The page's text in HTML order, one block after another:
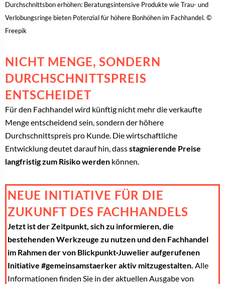
Durchschnittsbon erhöhen: Beratungsintensive Produkte wie Trau- und
Verlobungsringe bieten Potenzial für höhere Bonhöhen im Fachhandel. ©
Freepik
NICHT MENGE, SONDERN
DURCHSCHNITTSPREIS
ENTSCHEIDET
Für den Fachhandel wird künftig nicht mehr die verkaufte
Menge entscheidend sein, sondern der höhere
Durchschnittspreis pro Kunde. Die wirtschaftliche
Entwicklung deutet darauf hin, dassstagnierende Preise
langfristig zum Risiko werden können.
NEUE INITIATIVE FÜR DIE
ZUKUNFT DES FACHHANDELS
Jetzt ist der Zeitpunkt, sich zu informieren, die
bestehenden Werkzeuge zu nutzen und den Fachhandel
im Rahmen der von Blickpunkt·Juwelier aufgerufenen
Initiative #gemeinsamstaerker aktiv mitzugestalten. Alle
Informationen finden Sie in der aktuellen Ausgabe von